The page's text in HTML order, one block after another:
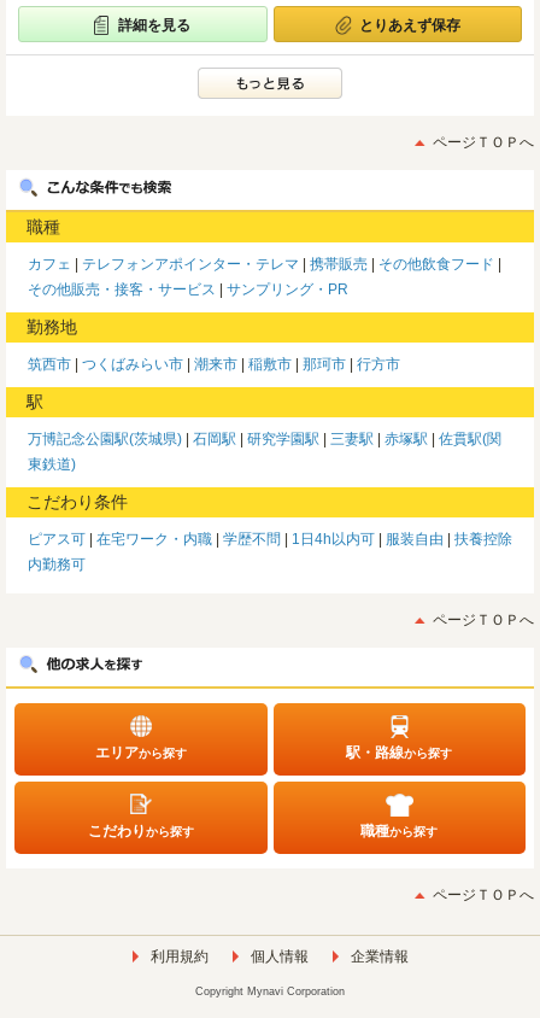
詳細を見る とりあえず保存
ページＴＯＰへ
職種
カフェ テレフォンアポインター・テレマ 携帯販売
その他飲食フード
その他販売・接客・サービス
サンプリング・PR
勤務地
筑西市 つくばみらい市 潮来市 稲敷市 那珂市 行方市
駅
万博記念公園駅(茨城県) 石岡駅 研究学園駅 三妻駅 赤塚駅
佐貫駅(関
東鉄道)
こだわり条件
ピアス可 在宅ワーク・内職 学歴不問 1日4h以内可 服装自由
扶養控除
内勤務可
ページＴＯＰへ
エリアから探す 駅・路線から探す
こだわりから探す 職種から探す
ページＴＯＰへ
利用規約 個人情報 企業情報
Copyright Mynavi Corporation